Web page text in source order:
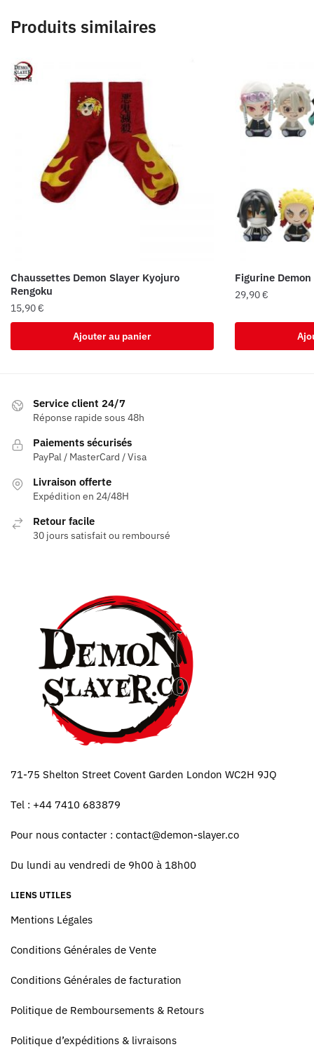
Produits similaires
Chaussettes Demon Slayer Kyojuro
Rengoku
15,90€
Ajouter au panier
Figurine
29,90€
Service client 24/7
Réponse rapide sous 48h
Paiements sécurisés
PayPal / MasterCard / Visa
Livraison offerte
Expédition en 24/48H
Retour facile
30 jours satisfait ou remboursé
71-75 Shelton Street Covent Garden London WC2H 9JQ
Tel : +44 7410 683879
Pour nous contacter : contact@demon-slayer.co
Du lundi au vendredi de 9h00 à 18h00
LIENS UTILES
Mentions Légales
Conditions Générales de Vente
Conditions Générales de facturation
Politique de Remboursements & Retours
Politique d’expéditions & livraisons